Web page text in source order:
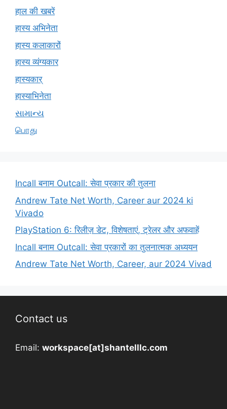
हाल की खबरें
हास्य अभिनेता
हास्य कलाकारों
हास्य व्यंग्यकार
हास्यकार्
हास्याभिनेता
સામાન્ય
பொது
Incall बनाम Outcall: सेवा प्रकार की तुलना
Andrew Tate Net Worth, Career aur 2024 ki
Vivado
PlayStation 6: रिलीज़ डेट, विशेषताएं, ट्रेलर और अफवाहें
Incall बनाम Outcall: सेवा प्रकारों का तुलनात्मक अध्ययन
Andrew Tate Net Worth, Career, aur 2024 Vivad
Contact us
Email: workspace[at]shantelllc.com